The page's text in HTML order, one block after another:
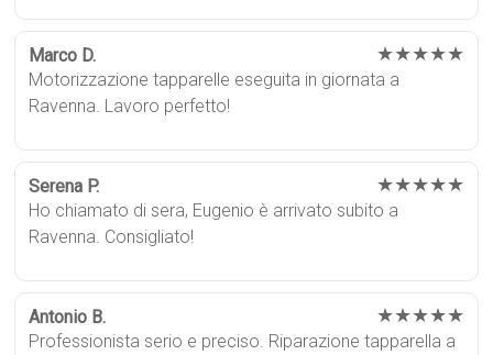
Marco D. ★★★★★
Motorizzazione tapparelle eseguita in giornata a
Ravenna. Lavoro perfetto!
Serena P. ★★★★★
Ho chiamato di sera, Eugenio è arrivato subito a
Ravenna. Consigliato!
Antonio B. ★★★★★
Professionista serio e preciso. Riparazione tapparella a